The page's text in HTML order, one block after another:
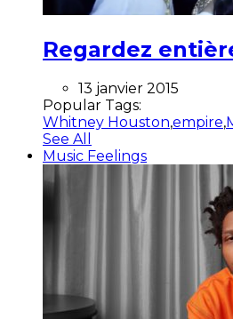
Regardez
13 janvier 2015
Popular Tags:
Whitney Houston,empire,
See All
Music Feelings